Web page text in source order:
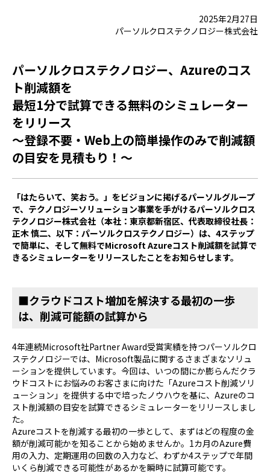
2025年2月27日
パーソルクロステクノロジー株式会社
パーソルクロステクノロジー、Azureのコス
ト削減額を
最短1分で試算できる無料のシミュレーター
をリリース
～登録不要・Web上の簡単操作のみで削減額
の目安を見積もり！～
「はたらいて、笑おう。」をビジョンに掲げるパーソルグループ
で、テクノロジーソリューション事業を手がけるパーソルクロス
テクノロジー株式会社（本社：東京都新宿区、代表取締役社長：
正木 慎二、以下：パーソルクロステクノロジー）は、4ステップ
で簡単に、そして無料でMicrosoft Azureコスト削減額を試算で
きるシミュレーターをリリースしたことをお知らせします。
■クラウドコスト増加を解決する最初の一歩
は、削減可能額の試算から
4年連続Microsoft社Partner Award受賞実績を持つパーソルクロ
ステクノロジーでは、Microsoft製品に関するさまざまなソリュ
ーションを提供しています。今回は、いつの間にか膨らんだクラ
ウドコストにお悩みのお客さまに向けた「Azureコスト削減ソリ
ューション」を提供する中で培ったノウハウを基に、Azureのコ
スト削減額の目安を試算できるシミュレーターをリリースしまし
た。
Azureコストを削減する最初の一歩として、まずはどの程度の金
額が削減可能かを知ることから始めませんか。1カ月のAzure費
用の入力、定期運用の回数の入力など、わずか4ステップで年間
いくら削減できる可能性があるかを瞬時に試算可能です。